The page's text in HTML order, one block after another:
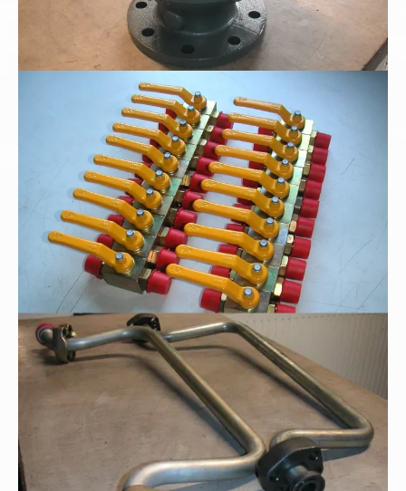
Hochdruck-Blockkugelhähne
Rohrbogenfertigung